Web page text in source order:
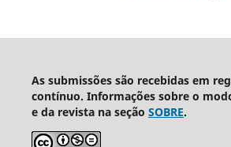
As submissões são recebidas em
contínuo. Informações sobre o
e da revista na seção SOBRE.